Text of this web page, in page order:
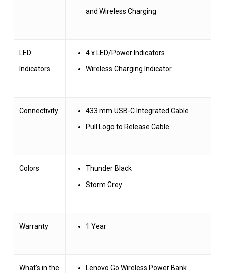
and Wireless Charging
LED
Indicators
4 x LED/Power Indicators
Wireless Charging Indicator
Connectivity
433 mm USB-C Integrated Cable
Pull Logo to Release Cable
Colors
Thunder Black
Storm Grey
Warranty 1 Year
What’s in the
Lenovo Go Wireless Power Bank